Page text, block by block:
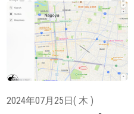
2024年07月25日( 木 )